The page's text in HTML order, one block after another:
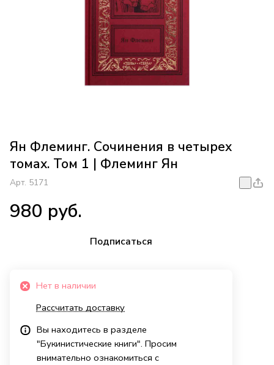
Ян Флеминг. Сочинения в четырех
томах. Том 1 | Флеминг Ян
Арт. 5171
980 руб.
Подписаться
Нет в наличии
Рассчитать доставку
Вы находитесь в разделе
"Букинистические книги". Просим
внимательно ознакомиться с